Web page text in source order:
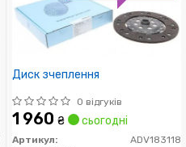
Диск зчеплення
0 відгуків
1 960 ₴ сьогодні
Артикул:
ADV183118